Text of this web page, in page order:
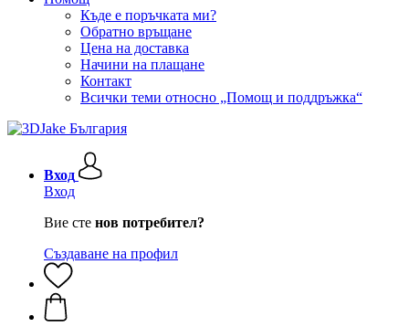
Къде е поръчката ми?
Обратно връщане
Цена на доставка
Начини на плащане
Контакт
Всички теми относно „Помощ и поддръжка“
Вход
Вход
Вие сте нов потребител?
Създаване на профил